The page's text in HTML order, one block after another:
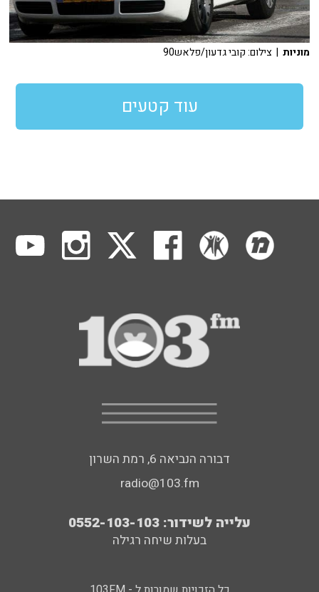
מוניות | צילום: קובי גדעון/פלאש90
עוד קטעים
דבורה הנביאה 6, רמת השרון
radio@103.fm
עלייה לשידור: 0552-103-103
בעלות שיחה רגילה